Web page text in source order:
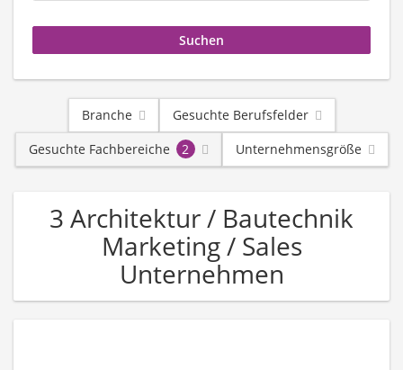
Branche
Gesuchte Berufsfelder
Gesuchte Fachbereiche
2 Unternehmensgröße
3 Architektur / Bautechnik
Marketing / Sales
Unternehmen